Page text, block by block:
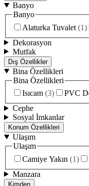
Banyo
Banyo
Alaturka Tuvalet (1)
Dekorasyon
Mutfak
Dış Özellikler
Bina Özellikleri
Bina Özellikleri
Isıcam (3) PVC
Cephe
Sosyal İmkanlar
Konum Özellikleri
Ulaşım
Ulaşım
Camiye Yakın (1)
Manzara
Kimden